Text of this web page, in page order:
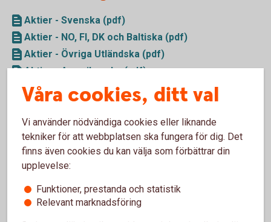
Aktier - Svenska (pdf)
Aktier - NO, FI, DK och Baltiska (pdf)
Aktier - Övriga Utländska (pdf)
Aktier - Amerikanska (pdf)
Teckningsrätter - Svenska (pdf)
Certifikat, Warranter och Räntebevis
Certifikat (pdf)
Warranter (pdf)
EFT:er (pdf)
Räntebevis (pdf)
Våra cookies, ditt val
Vi använder nödvändiga cookies eller liknande
tekniker för att webbplatsen ska fungera för dig. Det
finns även cookies du kan välja som förbättrar din
upplevelse:
Funktioner, prestanda och statistik
Relevant marknadsföring